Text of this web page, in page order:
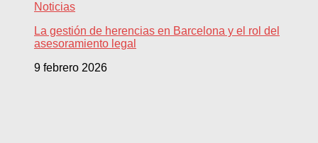
Noticias
La gestión de herencias en Barcelona y el rol del
asesoramiento legal
9 febrero 2026